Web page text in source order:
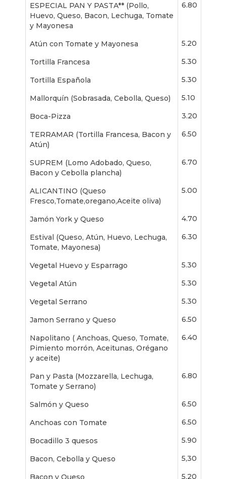
ESPECIAL PAN Y PASTA** (Pollo,
Huevo, Queso, Bacon, Lechuga, Tomate
y Mayonesa
6.80
Atún con Tomate y Mayonesa 5.20
Tortilla Francesa 5.30
Tortilla Española 5.30
Mallorquín (Sobrasada, Cebolla, Queso) 5.10
Boca-Pizza 3.20
TERRAMAR (Tortilla Francesa, Bacon y
Atún)
6.50
SUPREM (Lomo Adobado, Queso,
Bacon y Cebolla plancha)
6.70
ALICANTINO (Queso
Fresco,Tomate,oregano,Aceite oliva)
5.00
Jamón York y Queso 4.70
Estival (Queso, Atún, Huevo, Lechuga,
Tomate, Mayonesa)
6.30
Vegetal Huevo y Esparrago 5.30
Vegetal Atún 5.30
Vegetal Serrano 5.30
Jamon Serrano y Queso 6.50
Napolitano ( Anchoas, Queso, Tomate,
Pimiento morrón, Aceitunas, Orégano
y aceite)
6.40
Pan y Pasta (Mozzarella, Lechuga,
Tomate y Serrano)
6.80
Salmón y Queso 6.50
Anchoas con Tomate 6.50
Bocadillo 3 quesos 5.90
Bacon, Cebolla y Queso 5,30
Bacon y Queso 5,20